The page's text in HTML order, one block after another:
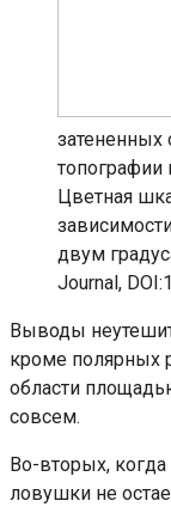
затененных
топографии
Цветная
двум
Journal,
Выводы
кроме полярных
области
совсем.
Во-вторых,
ловушки не